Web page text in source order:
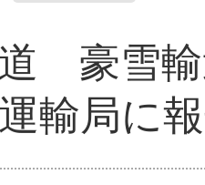
道 豪雪
輸局に